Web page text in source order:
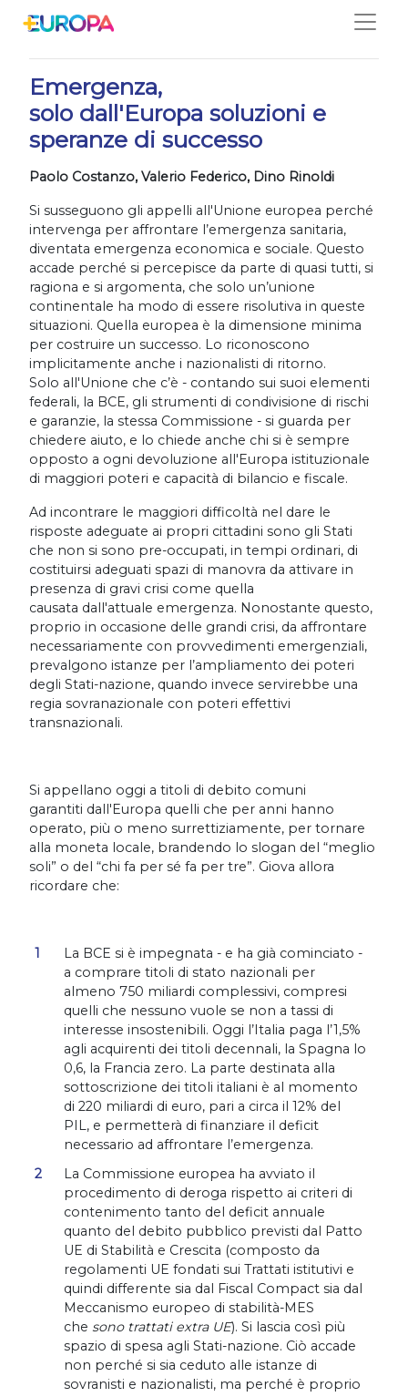
01/04/2020
Emergenza,
solo dall'Europa soluzioni e
speranze di successo
Paolo Costanzo, Valerio Federico, Dino Rinoldi
Si susseguono gli appelli all'Unione europea perché
intervenga per affrontare l’emergenza sanitaria,
diventata emergenza economica e sociale. Questo
accade perché si percepisce da parte di quasi tutti, si
ragiona e si argomenta, che solo un’unione
continentale ha modo di essere risolutiva in queste
situazioni. Quella europea è la dimensione minima
per costruire un successo. Lo riconoscono
implicitamente anche i nazionalisti di ritorno.
Solo all'Unione che c’è - contando sui suoi elementi
federali, la BCE, gli strumenti di condivisione di rischi
e garanzie, la stessa Commissione - si guarda per
chiedere aiuto, e lo chiede anche chi si è sempre
opposto a ogni devoluzione all'Europa istituzionale
di maggiori poteri e capacità di bilancio e fiscale.
Ad incontrare le maggiori difficoltà nel dare le
risposte adeguate ai propri cittadini sono gli Stati
che non si sono pre-occupati, in tempi ordinari, di
costituirsi adeguati spazi di manovra da attivare in
presenza di gravi crisi come quella
causata dall'attuale emergenza. Nonostante questo,
proprio in occasione delle grandi crisi, da affrontare
necessariamente con provvedimenti emergenziali,
prevalgono istanze per l’ampliamento dei poteri
degli Stati-nazione, quando invece servirebbe una
regia sovranazionale con poteri effettivi
transnazionali.
Si appellano oggi a titoli di debito comuni
garantiti dall'Europa quelli che per anni hanno
operato, più o meno surrettiziamente, per tornare
alla moneta locale, brandendo lo slogan del “meglio
soli” o del “chi fa per sé fa per tre”. Giova allora
ricordare che:
La BCE si è impegnata - e ha già cominciato -
a comprare titoli di stato nazionali per
almeno 750 miliardi complessivi, compresi
quelli che nessuno vuole se non a tassi di
interesse insostenibili. Oggi l’Italia paga l’1,5%
agli acquirenti dei titoli decennali, la Spagna lo
0,6, la Francia zero. La parte destinata alla
sottoscrizione dei titoli italiani è al momento
di 220 miliardi di euro, pari a circa il 12% del
PIL, e permetterà di finanziare il deficit
necessario ad affrontare l’emergenza.
La Commissione europea ha avviato il
procedimento di deroga rispetto ai criteri di
contenimento tanto del deficit annuale
quanto del debito pubblico previsti dal Patto
UE di Stabilità e Crescita (composto da
regolamenti UE fondati sui Trattati istitutivi e
quindi differente sia dal Fiscal Compact sia dal
Meccanismo europeo di stabilità-MES
chesono trattati extra UE). Si lascia così più
spazio di spesa agli Stati-nazione. Ciò accade
non perché si sia ceduto alle istanze di
sovranisti e nazionalisti, ma perché è proprio